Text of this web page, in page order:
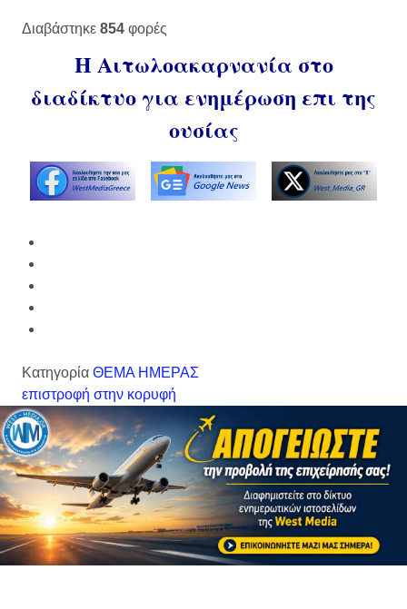
Διαβάστηκε 854 φορές
Η Αιτωλοακαρνανία στο
διαδίκτυο για ενημέρωση επι της
ουσίας
Κατηγορία ΘΕΜΑ ΗΜΕΡΑΣ
επιστροφή στην κορυφή